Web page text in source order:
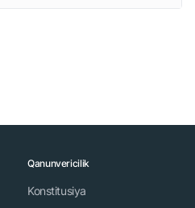
Qanunvericilik
Konstitusiya